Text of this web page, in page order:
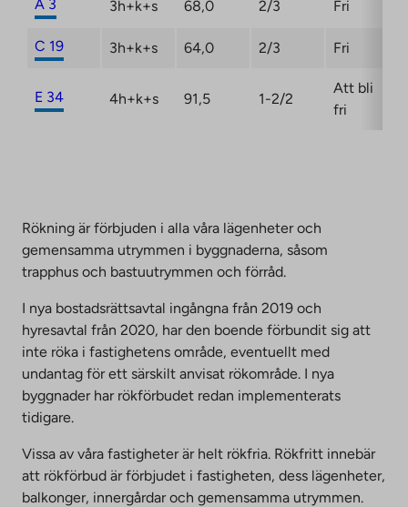
A 3 3h+k+s 68,0 2/3 Fri
C 19 3h+k+s 64,0 2/3 Fri
E 34 4h+k+s 91,5 1-2/2
Att bli
fri
Rökning är förbjuden i alla våra lägenheter och
gemensamma utrymmen i byggnaderna, såsom
trapphus och bastuutrymmen och förråd.
I nya bostadsrättsavtal ingångna från 2019 och
hyresavtal från 2020, har den boende förbundit sig att
inte röka i fastighetens område, eventuellt med
undantag för ett särskilt anvisat rökområde. I nya
byggnader har rökförbudet redan implementerats
tidigare.
Vissa av våra fastigheter är helt rökfria. Rökfritt innebär
att rökförbud är förbjudet i fastigheten, dess lägenheter,
balkonger, innergårdar och gemensamma utrymmen.